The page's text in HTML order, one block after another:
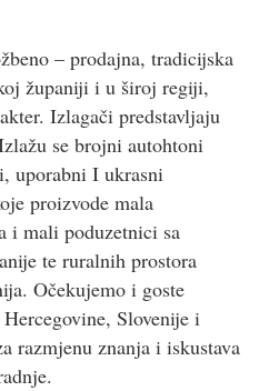
– prodajna, tradicijska
županiji i u široj regiji,
Izlagači predstavljaju
se brojni autohtoni
uporabni I ukrasni
proizvode mala
i mali poduzetnici sa
te ruralnih prostora
Očekujemo i goste
Slovenije i
razmjenu znanja i iskustava